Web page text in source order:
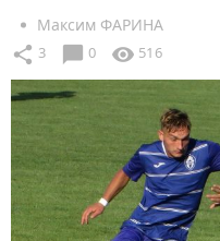
Максим ФАРИНА
share 3 chat_bubble 0 visibility 516